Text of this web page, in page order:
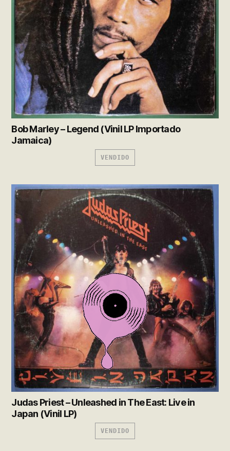
Bob Marley – Legend (Vinil LP Importado
Jamaica)
VENDIDO
Judas Priest – Unleashed in The East: Live in
Japan (Vinil LP)
VENDIDO